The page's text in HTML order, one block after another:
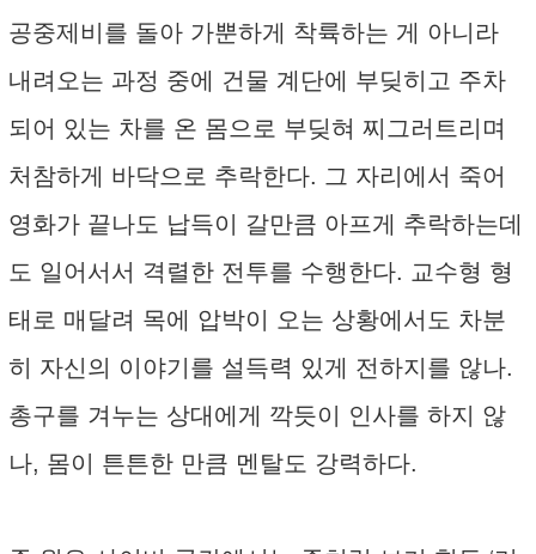
공중제비를 돌아 가뿐하게 착륙하는 게 아니라
내려오는 과정 중에 건물 계단에 부딪히고 주차
되어 있는 차를 온 몸으로 부딪혀 찌그러트리며
처참하게 바닥으로 추락한다. 그 자리에서 죽어
영화가 끝나도 납득이 갈만큼 아프게 추락하는데
도 일어서서 격렬한 전투를 수행한다. 교수형 형
태로 매달려 목에 압박이 오는 상황에서도 차분
히 자신의 이야기를 설득력 있게 전하지를 않나.
총구를 겨누는 상대에게 깍듯이 인사를 하지 않
나, 몸이 튼튼한 만큼 멘탈도 강력하다.